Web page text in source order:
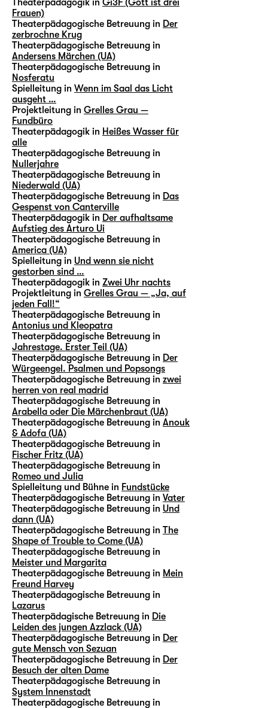
Theaterpädagogik in Gi3F (Gott ist drei
Frauen)
Theaterpädagogische Betreuung in Der
zerbrochne Krug
Theaterpädagogische Betreuung in
Andersens Märchen (UA)
Theaterpädagogische Betreuung in
Nosferatu
Spielleitung in Wenn im Saal das Licht
ausgeht …
Projektleitung in Grelles Grau —
Fundbüro
Theaterpädagogik in Heißes Wasser für
alle
Theaterpädagogische Betreuung in
Nullerjahre
Theaterpädagogische Betreuung in
Niederwald (UA)
Theaterpädagogische Betreuung in Das
Gespenst von Canterville
Theaterpädagogik in Der aufhaltsame
Aufstieg des Arturo Ui
Theaterpädagogische Betreuung in
America (UA)
Spielleitung in Und wenn sie nicht
gestorben sind …
Theaterpädagogik in Zwei Uhr nachts
Projektleitung in Grelles Grau — „Ja, auf
jeden Fall!“
Theaterpädagogische Betreuung in
Antonius und Kleopatra
Theaterpädagogische Betreuung in
Jahrestage. Erster Teil (UA)
Theaterpädagogische Betreuung in Der
Würgeengel. Psalmen und Popsongs
Theaterpädagogische Betreuung in zwei
herren von real madrid
Theaterpädagogische Betreuung in
Arabella oder Die Märchenbraut (UA)
Theaterpädagogische Betreuung in Anouk
& Adofa (UA)
Theaterpädagogische Betreuung in
Fischer Fritz (UA)
Theaterpädagogische Betreuung in
Romeo und Julia
Spielleitung und Bühne in Fundstücke
Theaterpädagogische Betreuung in Vater
Theaterpädagogische Betreuung in Und
dann (UA)
Theaterpädagogische Betreuung in The
Shape of Trouble to Come (UA)
Theaterpädagogische Betreuung in
Meister und Margarita
Theaterpädagogische Betreuung in Mein
Freund Harvey
Theaterpädagogische Betreuung in
Lazarus
Theaterpädagische Betreuung in Die
Leiden des jungen Azzlack (UA)
Theaterpädagogische Betreuung in Der
gute Mensch von Sezuan
Theaterpädagogische Betreuung in Der
Besuch der alten Dame
Theaterpädagogische Betreuung in
System Innenstadt
Theaterpädagogische Betreuung in